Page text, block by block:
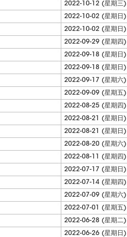
2022-10-12 (星期三)
2022-10-02 (星期日)
2022-10-02 (星期日)
2022-09-29 (星期四)
2022-09-18 (星期日)
2022-09-18 (星期日)
2022-09-17 (星期六)
2022-09-09 (星期五)
2022-08-25 (星期四)
2022-08-21 (星期日)
2022-08-21 (星期日)
2022-08-20 (星期六)
2022-08-11 (星期四)
2022-07-17 (星期日)
2022-07-14 (星期四)
2022-07-09 (星期六)
2022-07-01 (星期五)
2022-06-28 (星期二)
2022-06-26 (星期日)